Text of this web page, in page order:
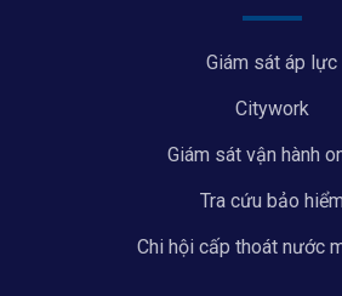
Giám sát áp lực
Citywork
Giám sát vận hành
Tra cứu bảo hiểm
Chi hội cấp thoát nước